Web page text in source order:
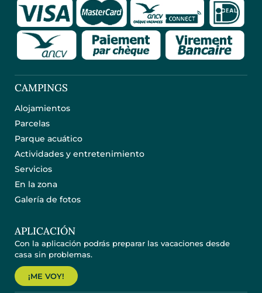
CAMPINGS
Alojamientos
Parcelas
Parque acuático
Actividades y entretenimiento
Servicios
En la zona
Galería de fotos
APLICACIÓN
Con la aplicación podrás preparar las vacaciones desde
casa sin problemas.
¡ME VOY!